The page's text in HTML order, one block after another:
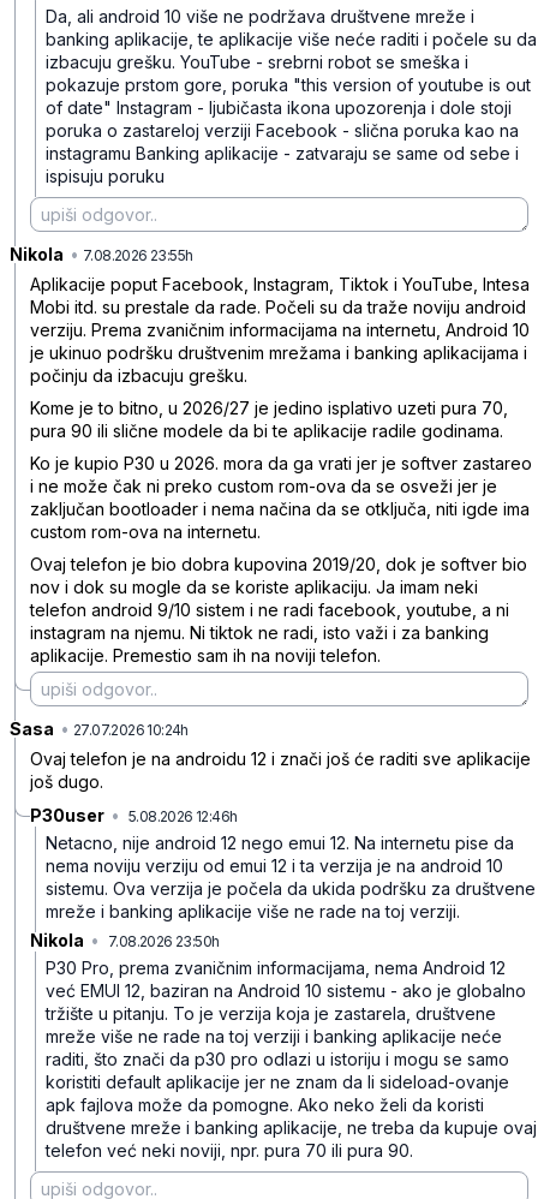
Da, ali android 10 više ne podržava društvene mreže i
banking aplikacije, te aplikacije više neće raditi i počele su da
izbacuju grešku. YouTube - srebrni robot se smeška i
pokazuje prstom gore, poruka "this version of youtube is out
of date" Instagram - ljubičasta ikona upozorenja i dole stoji
poruka o zastareloj verziji Facebook - slična poruka kao na
instagramu Banking aplikacije - zatvaraju se same od sebe i
ispisuju poruku
Nikola • 7.08.2026 23:55h
Aplikacije poput Facebook, Instagram, Tiktok i YouTube, Intesa
Mobi itd. su prestale da rade. Počeli su da traže noviju android
verziju. Prema zvaničnim informacijama na internetu, Android 10
je ukinuo podršku društvenim mrežama i banking aplikacijama i
počinju da izbacuju grešku.
Kome je to bitno, u 2026/27 je jedino isplativo uzeti pura 70,
pura 90 ili slične modele da bi te aplikacije radile godinama.
Ko je kupio P30 u 2026. mora da ga vrati jer je softver zastareo
i ne može čak ni preko custom rom-ova da se osveži jer je
zaključan bootloader i nema načina da se otključa, niti igde ima
custom rom-ova na internetu.
Ovaj telefon je bio dobra kupovina 2019/20, dok je softver bio
nov i dok su mogle da se koriste aplikaciju. Ja imam neki
telefon android 9/10 sistem i ne radi facebook, youtube, a ni
instagram na njemu. Ni tiktok ne radi, isto važi i za banking
aplikacije. Premestio sam ih na noviji telefon.
Sasa • 27.07.2026 10:24h
Ovaj telefon je na androidu 12 i znači još će raditi sve aplikacije
još dugo.
P30user • 5.08.2026 12:46h
Netacno, nije android 12 nego emui 12. Na internetu pise da
nema noviju verziju od emui 12 i ta verzija je na android 10
sistemu. Ova verzija je počela da ukida podršku za društvene
mreže i banking aplikacije više ne rade na toj verziji.
Nikola • 7.08.2026 23:50h
P30 Pro, prema zvaničnim informacijama, nema Android 12
već EMUI 12, baziran na Android 10 sistemu - ako je globalno
tržište u pitanju. To je verzija koja je zastarela, društvene
mreže više ne rade na toj verziji i banking aplikacije neće
raditi, što znači da p30 pro odlazi u istoriju i mogu se samo
koristiti default aplikacije jer ne znam da li sideload-ovanje
apk fajlova može da pomogne. Ako neko želi da koristi
društvene mreže i banking aplikacije, ne treba da kupuje ovaj
telefon već neki noviji, npr. pura 70 ili pura 90.